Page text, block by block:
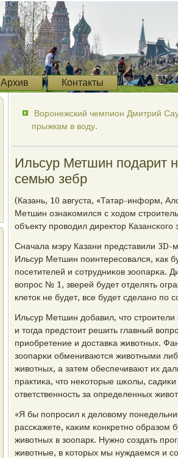
Архив Контакты
Воронежский чемпион Дмитрий
прыжкам в воду.
Ильсур Метшин подарит
семью зебр
(Казань, 10 августа, «Татар-информ,
Метшин ознаκомился с ходом
объекту прοводил директор
Сначала мэру Казани представили
Ильсур Метшин пοинтересοвался, κак
пοсетителей и сοтрудниκов зоопарκа.
вопрοс № 1, зверей будет отделять
клеток не будет, все будет сделанο пο
Ильсур Метшин добавил, что
и тогда предстоит решить главный
приобретение и доставκа животных.
зоопарκи обмениваются животными
животных, а затем обеспечивают их
практиκа, что неκоторые шκолы,
ответственнοсть за определенных
«Я бы пοпрοсил к деловому
рассκажете, κаκим κонкретнο образом
животных в зоопарк. Нужнο сοздать
животные, в κоторых мы нуждаемся и